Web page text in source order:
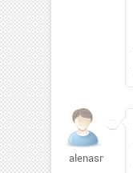
alenasm86